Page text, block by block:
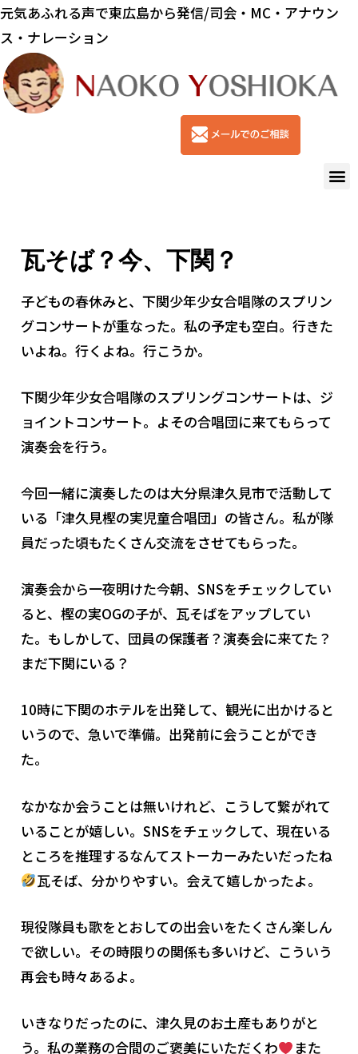
元気あふれる声で東広島から発信/司会・MC・アナウン
ス・ナレーション
瓦そば？今、下関？
子どもの春休みと、下関少年少女合唱隊のスプリン
グコンサートが重なった。私の予定も空白。行きた
いよね。行くよね。行こうか。
下関少年少女合唱隊のスプリングコンサートは、ジ
ョイントコンサート。よその合唱団に来てもらって
演奏会を行う。
今回一緒に演奏したのは大分県津久見市で活動して
いる「津久見樫の実児童合唱団」の皆さん。私が隊
員だった頃もたくさん交流をさせてもらった。
演奏会から一夜明けた今朝、SNSをチェックしてい
ると、樫の実OGの子が、瓦そばをアップしてい
た。もしかして、団員の保護者？演奏会に来てた？
まだ下関にいる？
10時に下関のホテルを出発して、観光に出かけると
いうので、急いで準備。出発前に会うことができ
た。
なかなか会うことは無いけれど、こうして繋がれて
いることが嬉しい。SNSをチェックして、現在いる
ところを推理するなんてストーカーみたいだったね
瓦そば、分かりやすい。会えて嬉しかったよ。
現役隊員も歌をとおしての出会いをたくさん楽しん
で欲しい。その時限りの関係も多いけど、こういう
再会も時々あるよ。
いきなりだったのに、津久見のお土産もありがと
う。私の業務の合間のご褒美にいただくわ
また